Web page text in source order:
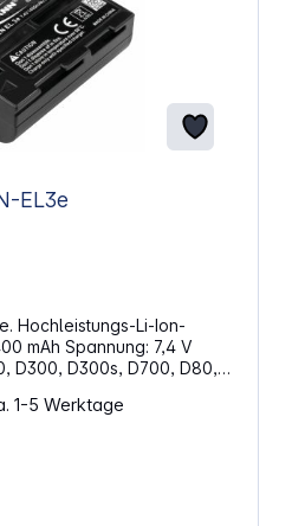
EL3e
Hochleistungs-Li-Ion-
D300, D300s, D700, D80,
1-5 Werktage